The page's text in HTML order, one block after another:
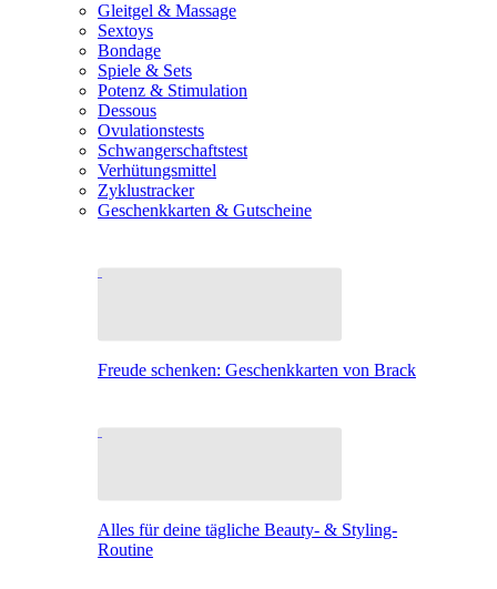
Gleitgel & Massage
Sextoys
Bondage
Spiele & Sets
Potenz & Stimulation
Dessous
Ovulationstests
Schwangerschaftstest
Verhütungsmittel
Zyklustracker
Geschenkkarten & Gutscheine
Freude schenken: Geschenkkarten von Brack
Alles für deine tägliche Beauty- & Styling-
Routine